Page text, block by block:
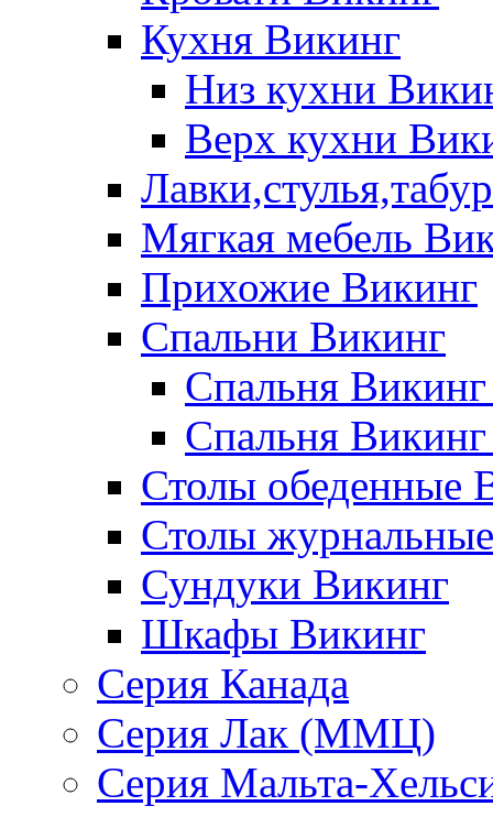
Кухня Викинг
Низ кухни
Верх кухни
Мягкая мебель
Прихожие Викинг
Спальни Викинг
Спальня
Спальня
Столы обеденные
Столы
Сундуки Викинг
Шкафы Викинг
Серия Канада
Серия Лак (ММЦ)
Серия Мальта-